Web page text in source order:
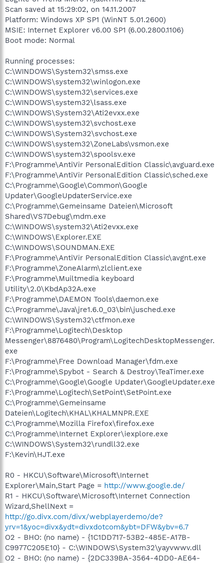
Scan saved at 15:29:02, on 14.11.2007
Platform: Windows XP SP1 (WinNT 5.01.2600)
MSIE: Internet Explorer v6.00 SP1 (6.00.2800.1106)
Boot mode: Normal
Running processes:
C:\WINDOWS\System32\smss.exe
C:\WINDOWS\system32\winlogon.exe
C:\WINDOWS\system32\services.exe
C:\WINDOWS\system32\lsass.exe
C:\WINDOWS\System32\Ati2evxx.exe
C:\WINDOWS\system32\svchost.exe
C:\WINDOWS\System32\svchost.exe
C:\WINDOWS\system32\ZoneLabs\vsmon.exe
C:\WINDOWS\system32\spoolsv.exe
F:\Programme\AntiVir PersonalEdition Classic\avguard.exe
F:\Programme\AntiVir PersonalEdition Classic\sched.exe
C:\Programme\Google\Common\Google
Updater\GoogleUpdaterService.exe
C:\Programme\Gemeinsame Dateien\Microsoft
Shared\VS7Debug\mdm.exe
C:\WINDOWS\system32\Ati2evxx.exe
C:\WINDOWS\Explorer.EXE
C:\WINDOWS\SOUNDMAN.EXE
F:\Programme\AntiVir PersonalEdition Classic\avgnt.exe
F:\Programme\ZoneAlarm\zlclient.exe
F:\Programme\Muiltmedia keyboard
Utility\2.0\KbdAp32A.exe
F:\Programme\DAEMON Tools\daemon.exe
C:\Programme\Java\jre1.6.0_03\bin\jusched.exe
C:\WINDOWS\System32\ctfmon.exe
F:\Programme\Logitech\Desktop
Messenger\8876480\Program\LogitechDesktopMessenger.
exe
F:\Programme\Free Download Manager\fdm.exe
F:\Programme\Spybot - Search & Destroy\TeaTimer.exe
C:\Programme\Google\Google Updater\GoogleUpdater.exe
F:\Programme\Logitech\SetPoint\SetPoint.exe
C:\Programme\Gemeinsame
Dateien\Logitech\KHAL\KHALMNPR.EXE
C:\Programme\Mozilla Firefox\firefox.exe
C:\Programme\Internet Explorer\iexplore.exe
C:\WINDOWS\System32\rundll32.exe
F:\Kevin\HJT.exe
R0 - HKCU\Software\Microsoft\Internet
Explorer\Main,Start Page = http://www.google.de/
R1 - HKCU\Software\Microsoft\Internet Connection
Wizard,ShellNext =
http://go.divx.com/divx/webplayerdemo/de?
yrv=1&yoc=divx&ydt=divxdotcom&ybt=DFW&ybv=6.7
O2 - BHO: (no name) - {1C1DD717-53B2-485E-A17B-
C9977C205E10} - C:\WINDOWS\System32\yayvwwv.dll
O2 - BHO: (no name) - {2DC339BA-3564-4DD0-AE64-